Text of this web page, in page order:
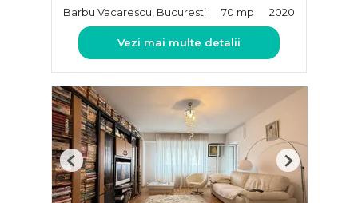
Barbu Vacarescu, Bucuresti 70 mp 2020
Vezi mai multe detalii
Previous Next